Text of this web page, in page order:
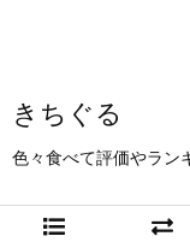
きちぐる
色々食べて評価やラン